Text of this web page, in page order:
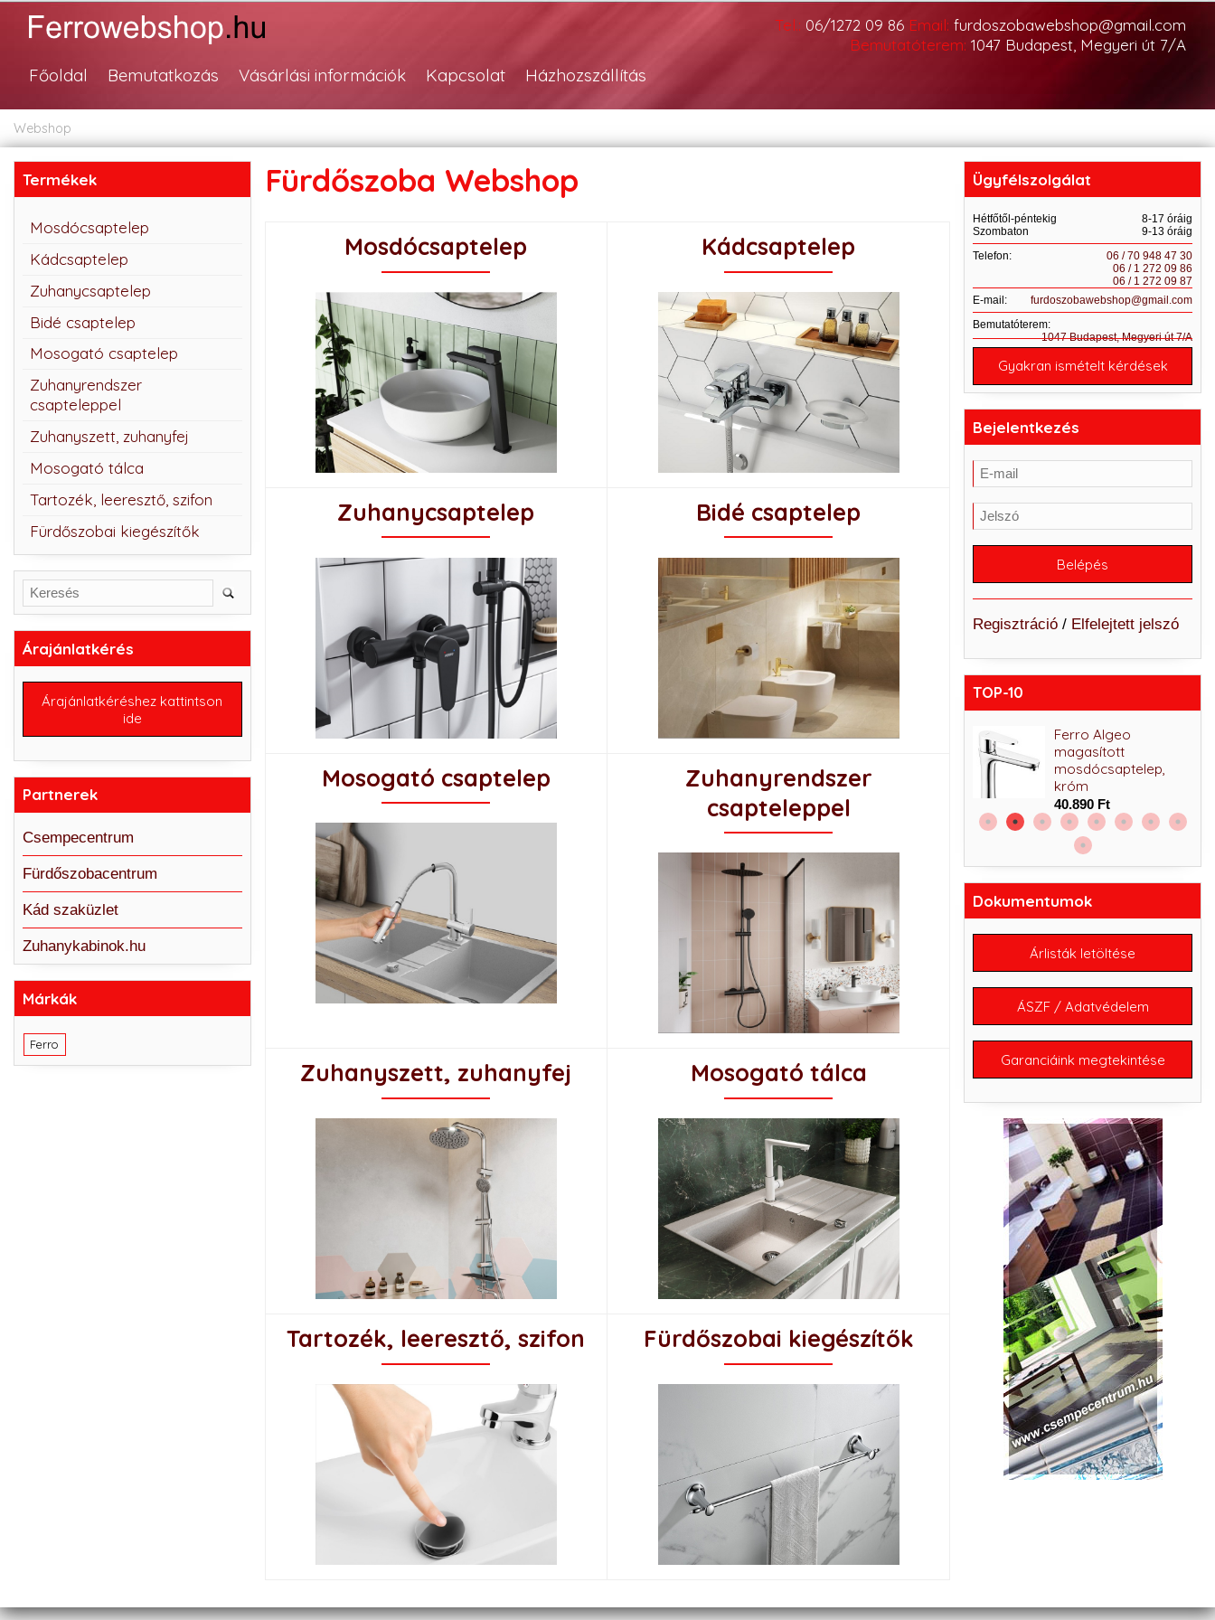
Tel.: 06/1272 09 86 Email: furdoszobawebshop@gmail.com
Bemutatóterem: 1047 Budapest, Megyeri út 7/A
Főoldal Bemutatkozás Vásárlási információk Kapcsolat Házhozszállítás
Webshop
Fürdőszoba Webshop
Mosdócsaptelep Kádcsaptelep
Zuhanycsaptelep Bidé csaptelep
Mosogató csaptelep
Zuhanyrendszer
csapteleppel
Zuhanyszett, zuhanyfej Mosogató tálca
Tartozék, leeresztő, szifon Fürdőszobai kiegészítők
Termékek
Mosdócsaptelep
Kádcsaptelep
Zuhanycsaptelep
Bidé csaptelep
Mosogató csaptelep
Zuhanyrendszer
csapteleppel
Zuhanyszett, zuhanyfej
Mosogató tálca
Tartozék, leeresztő, szifon
Fürdőszobai kiegészítők
Árajánlatkérés
Árajánlatkéréshez kattintson
ide
Partnerek
Csempecentrum
Fürdőszobacentrum
Kád szaküzlet
Zuhanykabinok.hu
Márkák
Ferro
Ügyfélszolgálat
Hétfőtől-péntekig
8-17 óráig
Szombaton
9-13 óráig
Telefon:
06 / 70 948 47 30
06 / 1 272 09 86
06 / 1 272 09 87
E-mail:
furdoszobawebshop@gmail.com
Bemutatóterem:
1047 Budapest, Megyeri út 7/A
Gyakran ismételt kérdések
Bejelentkezés
Regisztráció/ Elfelejtett jelszó
TOP-10
Ferro Algeo Square
zuhanyrendszer fej-
és kézizuhannyal,
csapteleppel, króm
60.890 Ft
Ferro Algeo
magasított
mosdócsaptelep,
króm
40.890 Ft
Dokumentumok
Árlisták letöltése
ÁSZF / Adatvédelem
Garanciáink megtekintése